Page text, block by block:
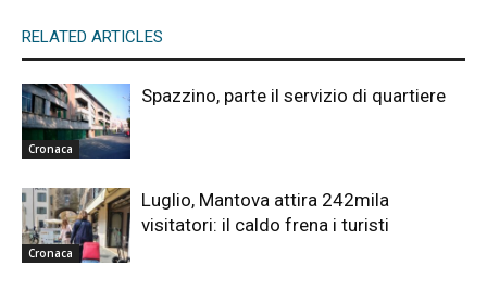
RELATED ARTICLES
Cronaca
Spazzino, parte il servizio di quartiere
Cronaca
Luglio, Mantova attira 242mila
visitatori: il caldo frena i turisti